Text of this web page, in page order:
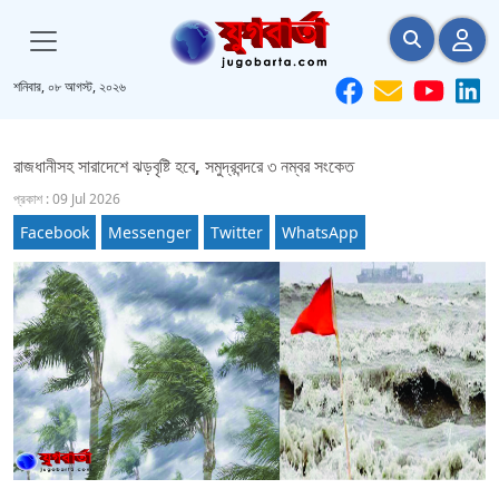
শনিবার, ০৮ আগস্ট, ২০২৬
রাজধানীসহ সারাদেশে ঝড়বৃষ্টি হবে, সমুদ্রবন্দরে ৩ নম্বর সংকেত
প্রকাশ : 09 Jul 2026
Facebook Messenger Twitter WhatsApp